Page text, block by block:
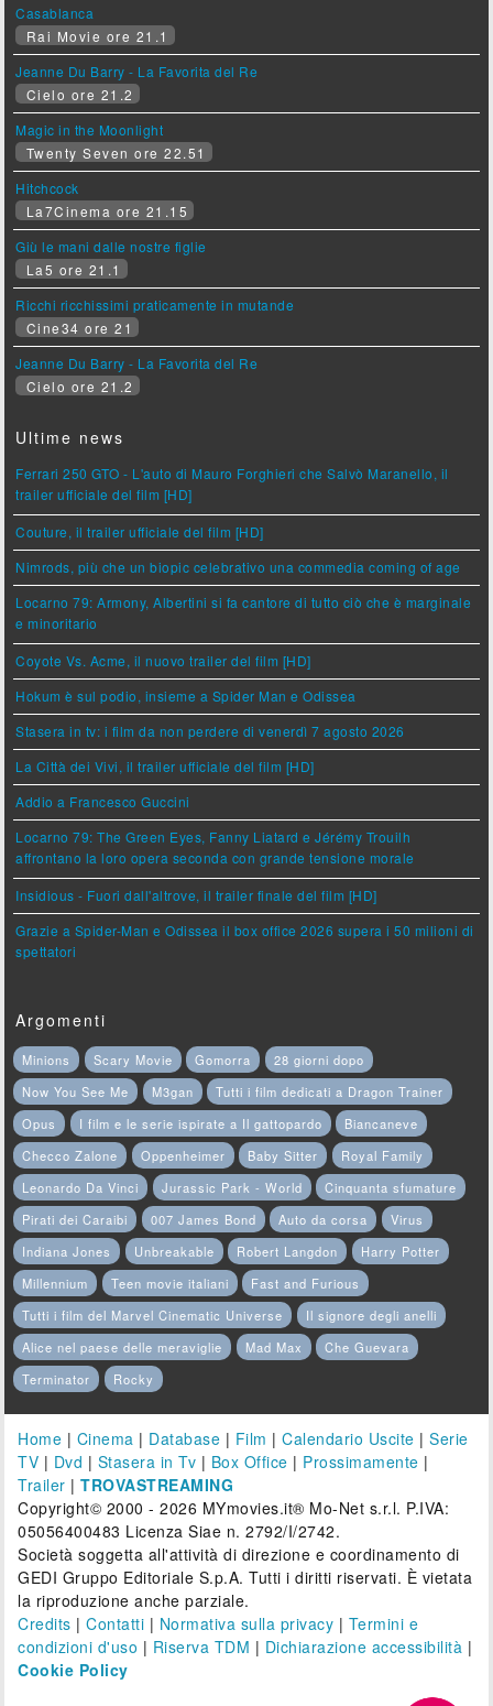
Casablanca
Rai Movie ore 21.1
Jeanne Du Barry - La Favorita del Re
Cielo ore 21.2
Magic in the Moonlight
Twenty Seven ore 22.51
Hitchcock
La7Cinema ore 21.15
Giù le mani dalle nostre figlie
La5 ore 21.1
Ricchi ricchissimi praticamente in mutande
Cine34 ore 21
Jeanne Du Barry - La Favorita del Re
Cielo ore 21.2
Ultime news
Ferrari 250 GTO - L'auto di Mauro Forghieri che Salvò Maranello, il
trailer ufficiale del film [HD]
Couture, il trailer ufficiale del film [HD]
Nimrods, più che un biopic celebrativo una commedia coming of age
Locarno 79: Armony, Albertini si fa cantore di tutto ciò che è marginale
e minoritario
Coyote Vs. Acme, il nuovo trailer del film [HD]
Hokum è sul podio, insieme a Spider Man e Odissea
Stasera in tv: i film da non perdere di venerdì 7 agosto 2026
La Città dei Vivi, il trailer ufficiale del film [HD]
Addio a Francesco Guccini
Locarno 79: The Green Eyes, Fanny Liatard e Jérémy Trouilh
affrontano la loro opera seconda con grande tensione morale
Insidious - Fuori dall'altrove, il trailer finale del film [HD]
Grazie a Spider-Man e Odissea il box office 2026 supera i 50 milioni di
spettatori
Argomenti
Minions Scary Movie Gomorra
28 giorni dopo
Now You See Me
M3gan
Tutti i film dedicati a Dragon Trainer
Opus
I film e le serie ispirate a Il gattopardo
Biancaneve
Checco Zalone
Oppenheimer Baby Sitter
Royal Family
Leonardo Da Vinci
Jurassic Park - World
Cinquanta sfumature
Pirati dei Caraibi
007 James Bond Auto da corsa
Virus
Indiana Jones
Unbreakable Robert Langdon
Harry Potter
Millennium
Teen movie italiani
Fast and Furious
Tutti i film del Marvel Cinematic Universe
Il signore degli anelli
Alice nel paese delle meraviglie
Mad Max
Che Guevara
Terminator
Rocky
Home | Cinema | Database | Film |Calendario Uscite |Serie
TV | Dvd | Stasera in Tv | Box Office | Prossimamente |
Trailer |TROVASTREAMING
Copyright© 2000 - 2026 MYmovies.it® Mo-Net s.r.l. P.IVA:
05056400483 Licenza Siae n. 2792/I/2742.
Società soggetta all'attività di direzione e coordinamento di
GEDI Gruppo Editoriale S.p.A. Tutti i diritti riservati. È vietata
la riproduzione anche parziale.
Credits |Contatti | Normativa sulla privacy | Termini e
condizioni d'uso | Riserva TDM | Dichiarazione accessibilità |
Cookie Policy